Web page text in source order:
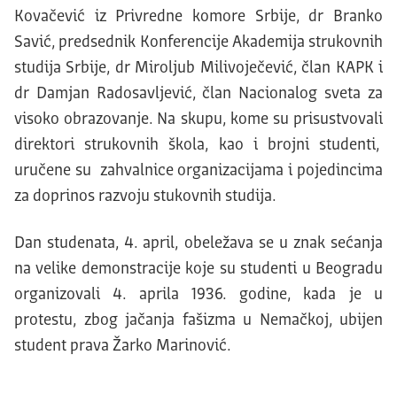
Kovačević iz Privredne komore Srbije, dr Branko
Savić, predsednik Konferencije Akademija strukovnih
studija Srbije, dr Miroljub Milivoječević, član KAPK i
dr Damjan Radosavljević, član Nacionalog sveta za
visoko obrazovanje. Na skupu, kome su prisustvovali
direktori strukovnih škola, kao i brojni studenti,
uručene su zahvalnice organizacijama i pojedincima
za doprinos razvoju stukovnih studija.
Dan studenata, 4. april, obeležava se u znak sećanja
na velike demonstracije koje su studenti u Beogradu
organizovali 4. aprila 1936. godine, kada je u
protestu, zbog jačanja fašizma u Nemačkoj, ubijen
student prava Žarko Marinović.